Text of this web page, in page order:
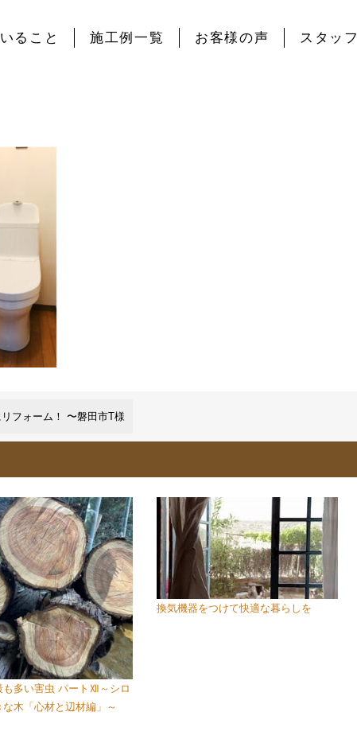
ること 施工例一覧 お客様の声 スタッフ
フォーム！ 〜磐田市T様
も多い害虫 パートⅫ～シロ
な木「心材と辺材編」～
換気機器をつけて快適な暮らしを